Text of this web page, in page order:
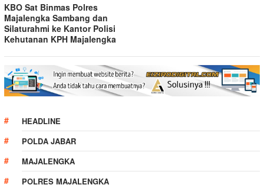
KBO Sat Binmas Polres
Majalengka Sambang dan
Silaturahmi ke Kantor Polisi
Kehutanan KPH Majalengka
HEADLINE
POLDA JABAR
MAJALENGKA
POLRES MAJALENGKA